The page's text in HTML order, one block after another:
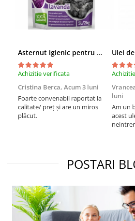
Asternut igienic pentru pisici Tofu Lavanda, Mon Petit 5 l
Achizitie verificata
Cristina Berca, Acum 3 luni
Foarte convenabil raportat la
calitate/ preț și are un miros
plăcut.
luni
Am un
acest
treia
mult
POSTARI